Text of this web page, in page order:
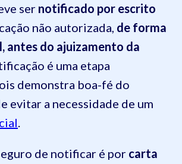
ser notificado por escrito
não autorizada, de forma
antes do ajuizamento da
é uma etapa
demonstra boa-fé do
evitar a necessidade de um
de notificar é por carta